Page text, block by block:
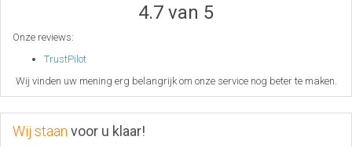
4.7 van 5
Onze reviews:
TrustPilot
Wij vinden uw mening erg belangrijk om onze service nog beter te maken.
Wij staan voor u klaar!